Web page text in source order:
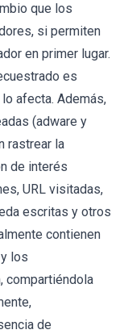
que los
si permiten
en primer lugar.
es
afecta. Además,
(adware y
rastrear la
de interés
URL visitadas,
escritas y otros
contienen
los
compartiéndola
de